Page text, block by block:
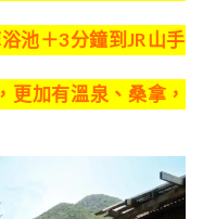
池＋3分鐘到JR山手
更加有溫泉、桑拿，